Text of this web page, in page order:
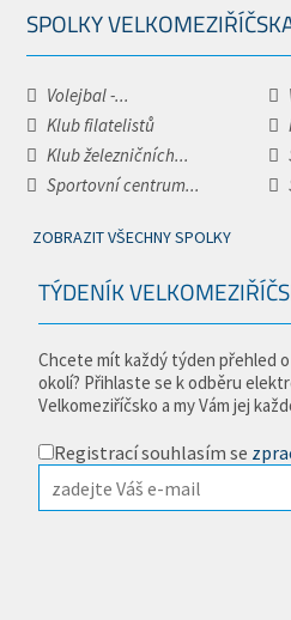
SPOLKY
Volejbal -...
Klub filatelistů
Klub železničních...
Sportovní centrum...
ZOBRAZIT VŠECHNY SPOLKY
TÝDENÍK
Chcete mít každý týden přehled
okolí? Přihlaste se k odběru
Velkomeziříčsko a my Vám jej
Registrací souhlasím se